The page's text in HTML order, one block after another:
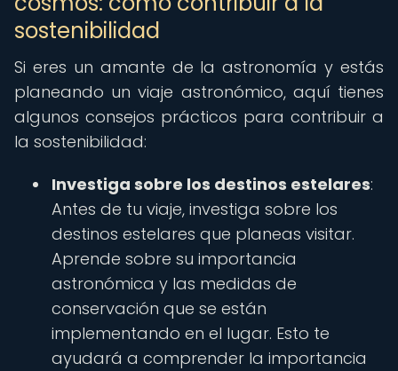
sostenibilidad
Si eres un amante de la astronomía y estás
planeando un viaje astronómico, aquí tienes
algunos consejos prácticos para contribuir a
la sostenibilidad:
Investiga sobre los destinos estelares:
Antes de tu viaje, investiga sobre los
destinos estelares que planeas visitar.
Aprende sobre su importancia
astronómica y las medidas de
conservación que se están
implementando en el lugar. Esto te
ayudará a comprender la importancia